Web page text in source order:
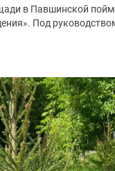
в Павшинской
Под